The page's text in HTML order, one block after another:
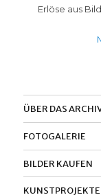
Erlöse aus
ÜBER DAS
FOTOGALERIE
BILDER KAUFEN
KUNSTPROJEKTE